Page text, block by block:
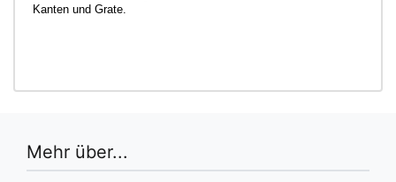
Kanten und Grate.
Mehr über...